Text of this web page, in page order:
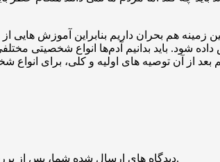
زمینه هم بحران داریم بنابراین آموزش
شود. باید بدانیم آدم‌ها انواع شخصیتی
بعد از آن توصیه های اولیه و کلی، برای
دیدگاه های ارسال شده شما، پس ازمنتشر خواهد شد.